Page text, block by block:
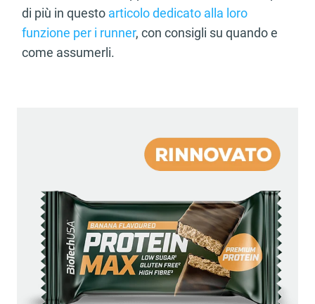
di più in questo articolo dedicato alla loro
funzione per i runner, con consigli su quando e
come assumerli.